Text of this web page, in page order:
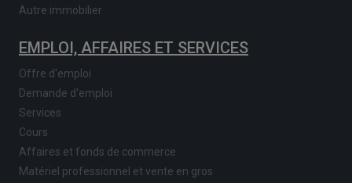
Autre immobilier
EMPLOI, AFFAIRES ET SERVICES
Offre d'emploi
Demande d'emploi
Services
Cours
Affaires et fonds de commerce
Matériel professionnel et vente en gros